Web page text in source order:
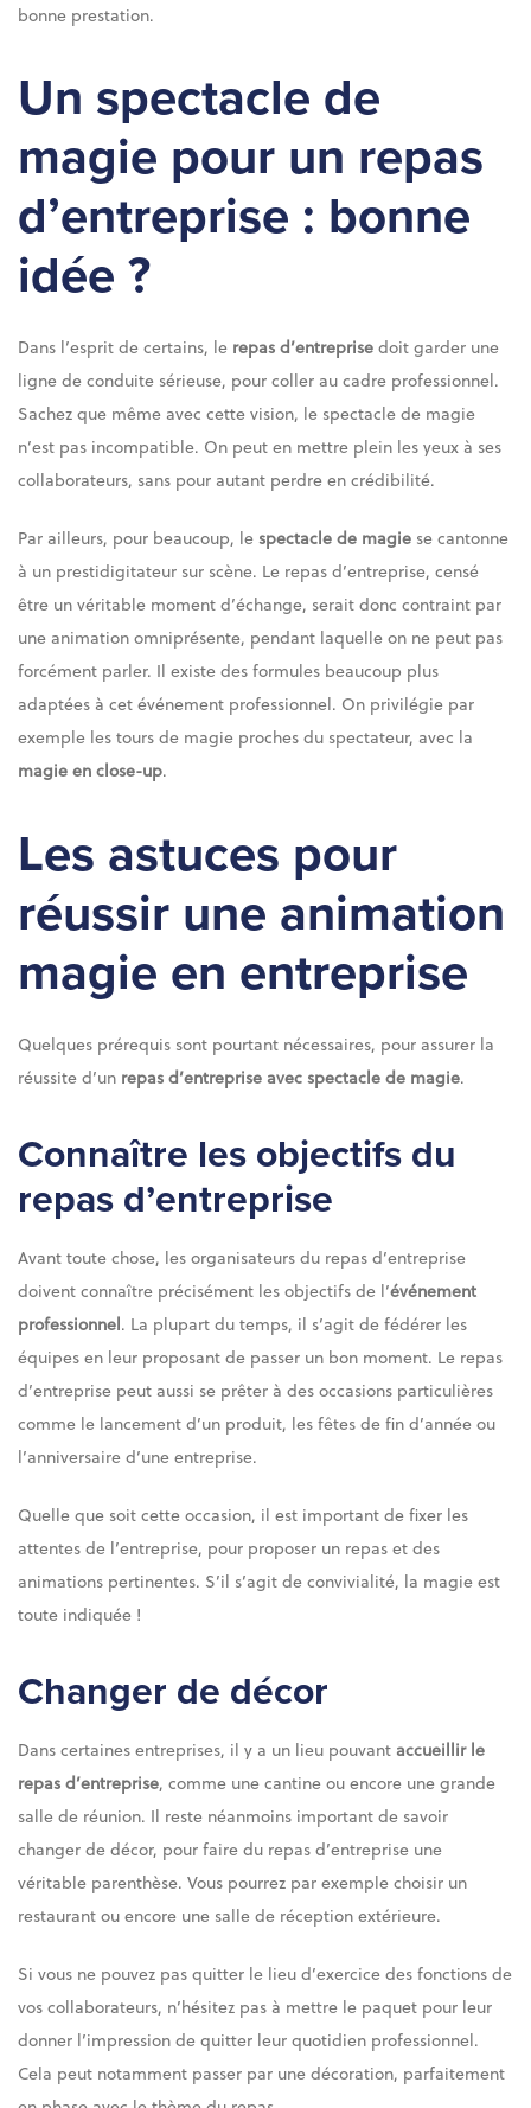
bonne prestation.
Un spectacle de
magie pour un repas
d’entreprise : bonne
idée ?
Dans l’esprit de certains, le repas d’entreprisedoit garder une
ligne de conduite sérieuse, pour coller au cadre professionnel.
Sachez que même avec cette vision, le spectacle de magie
n’est pas incompatible. On peut en mettre plein les yeux à ses
collaborateurs, sans pour autant perdre en crédibilité.
Par ailleurs, pour beaucoup, lespectacle de magie se cantonne
à un prestidigitateur sur scène. Le repas d’entreprise, censé
être un véritable moment d’échange, serait donc contraint par
une animation omniprésente, pendant laquelle on ne peut pas
forcément parler. Il existe des formules beaucoup plus
adaptées à cet événement professionnel. On privilégie par
exemple les tours de magie proches du spectateur, avec la
magie en close-up.
Les astuces pour
réussir une animation
magie en entreprise
Quelques prérequis sont pourtant nécessaires, pour assurer la
réussite d’un repas d’entreprise avec spectacle de magie.
Connaître les objectifs du
repas d’entreprise
Avant toute chose, les organisateurs du repas d’entreprise
doivent connaître précisément les objectifs de l’événement
professionnel. La plupart du temps, il s’agit de fédérer les
équipes en leur proposant de passer un bon moment. Le repas
d’entreprise peut aussi se prêter à des occasions particulières
comme le lancement d’un produit, les fêtes de fin d’année ou
l’anniversaire d’une entreprise.
Quelle que soit cette occasion, il est important de fixer les
attentes de l’entreprise, pour proposer un repas et des
animations pertinentes. S’il s’agit de convivialité, la magie est
toute indiquée !
Changer de décor
Dans certaines entreprises, il y a un lieu pouvant accueillir le
repas d’entreprise, comme une cantine ou encore une grande
salle de réunion. Il reste néanmoins important de savoir
changer de décor, pour faire du repas d’entreprise une
véritable parenthèse. Vous pourrez par exemple choisir un
restaurant ou encore une salle de réception extérieure.
Si vous ne pouvez pas quitter le lieu d’exercice des fonctions de
vos collaborateurs, n’hésitez pas à mettre le paquet pour leur
donner l’impression de quitter leur quotidien professionnel.
Cela peut notamment passer par une décoration, parfaitement